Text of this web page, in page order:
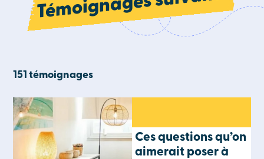
151 témoignages
Ces questions qu’on
aimerait poser à